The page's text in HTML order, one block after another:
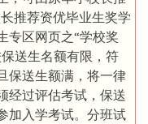
推荐资优毕业生奖学
专区网页之“学校奖
送生名额有限，符
保送生额满，将一律
经过评估考试，保送
加入学考试。分班试